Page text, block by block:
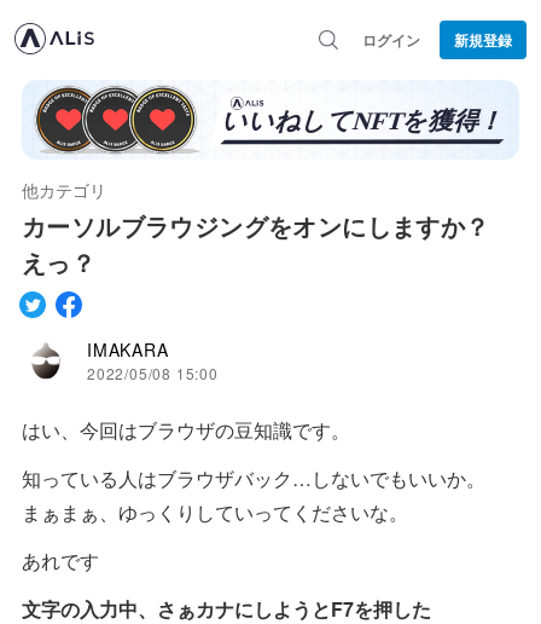
ログイン 新規登録
他カテゴリ
カーソルブラウジングをオンにしますか？
えっ？
IMAKARA
2022/05/08 15:00
はい、今回はブラウザの豆知識です。
知っている人はブラウザバック…しないでもいいか。
まぁまぁ、ゆっくりしていってくださいな。
あれです
文字の入力中、さぁカナにしようとF7を押した